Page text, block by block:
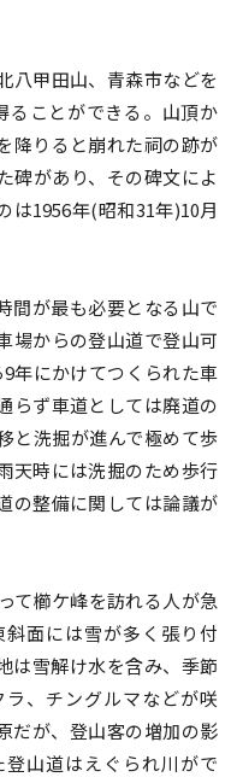
八甲田山、青森市などを
ることができる。山頂か
降りると崩れた祠の跡が
碑があり、その碑文によ
は1956年(昭和31年)10月
間が最も必要となる山で
場からの登山道で登山可
年にかけてつくられた車
らず車道としては廃道の
と洗掘が進んで極めて歩
天時には洗掘のため歩行
の整備に関しては論議が
て櫛ケ峰を訪れる人が急
面には雪が多く張り付
は雪解け水を含み、季節
、チングルマなどが咲
だが、登山客の増加の影
山道はえぐられ川がで